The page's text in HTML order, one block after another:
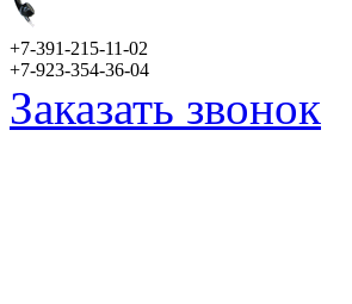
+7-391-215-11-02
+7-923-354-36-04
Заказать звонок